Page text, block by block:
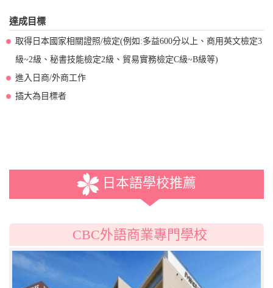
達成目標
取得日本國家相關證照/檢定(例如:多益600分以上、商用英文檢定3
級~2級、秘書技能檢定2級、貿易實務檢定C級~B級等)
進入日商/外商工作
插大為目標者
日本語學校推薦
CBC外語商業專門學校